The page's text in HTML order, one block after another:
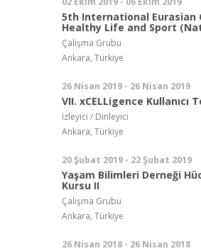
5th International Eurasian
Healthy Life and Sport
Çalışma Grubu
Ankara, Türkiye
26 Nisan 2019 - 26 Nisan 2019
VII. xCELLigence Kullanıcı
İzleyici / Dinleyici
Ankara, Türkiye
20 Şubat 2019 - 22 Şubat 2019
Yaşam Bilimleri Derneği
Kursu II
Çalışma Grubu
Ankara, Türkiye
26 Nisan 2018 - 26 Nisan 2018